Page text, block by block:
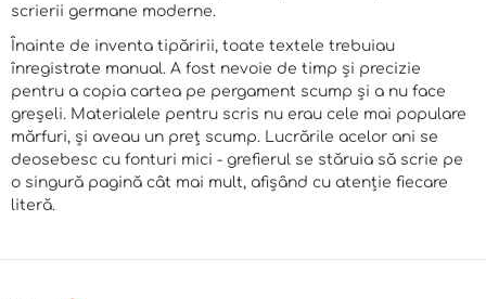
scrierii germane moderne.
Înainte de inventa tipăririi, toate textele trebuiau
înregistrate manual. A fost nevoie de timp și precizie
pentru a copia cartea pe pergament scump și a nu face
greșeli. Materialele pentru scris nu erau cele mai populare
mărfuri, și aveau un preț scump. Lucrările acelor ani se
deosebesc cu fonturi mici - grefierul se stăruia să scrie pe
o singură pagină cât mai mult, afișând cu atenție fiecare
literă.